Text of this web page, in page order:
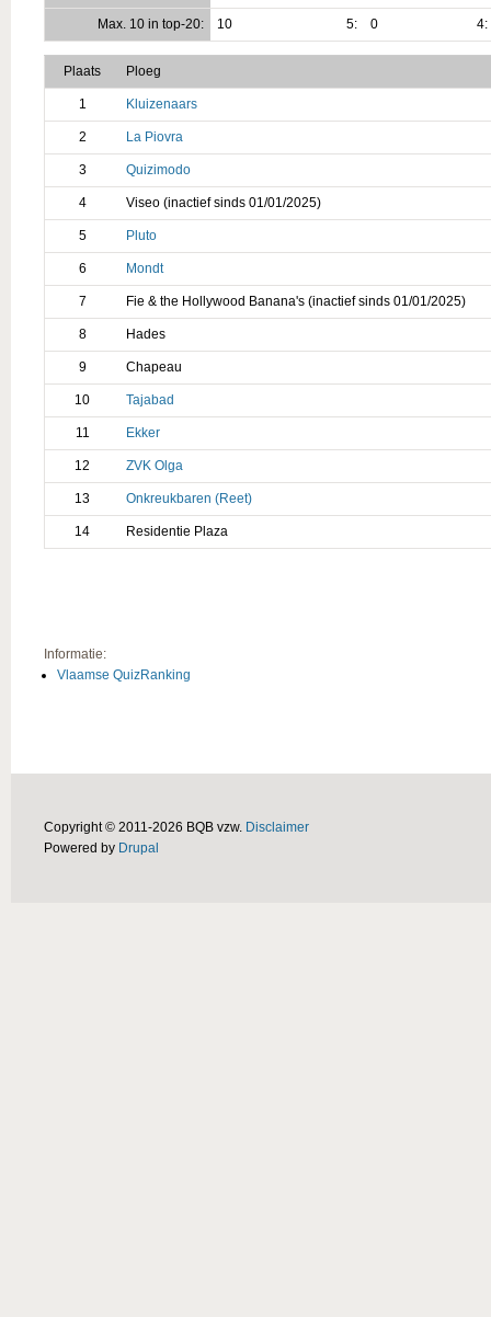
Max. 10 in top-20: 10 5: 0 4:
Plaats Ploeg
1 Kluizenaars
2 La Piovra
3 Quizimodo
4 Viseo (inactief sinds 01/01/2025)
5 Pluto
6 Mondt
7 Fie & the Hollywood Banana's (inactief sinds 01/01/2025)
8 Hades
9 Chapeau
10 Tajabad
11 Ekker
12 ZVK Olga
13 Onkreukbaren (Reet)
14 Residentie Plaza
Informatie:
Vlaamse QuizRanking
Copyright © 2011-2026 BQB vzw. Disclaimer
Powered by Drupal